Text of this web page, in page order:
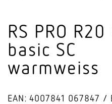
RS PRO R20
basic SC
warmweiss
EAN: 4007841 067847